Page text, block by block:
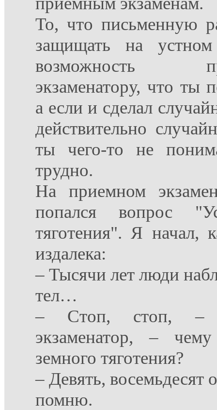
То, что письменную
защищать на устном
возможность
экзаменатору, что ты
а если и сделал
действительно
ты чего-то не
трудно.
На приемном
попался вопрос
тяготения". Я начал,
издалека:
– Тысячи лет люди
тел…
– Стоп, стоп, –
экзаменатор, –
земного тяготения?
– Девять,
помню.